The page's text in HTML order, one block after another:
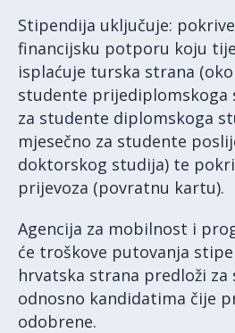
Stipendija uključuje:
financijsku potporu koju
isplaćuje turska strana (oko
studente prijediplomskoga
za studente diplomskoga
mjesečno za studente
doktorskog studija) te
prijevoza (povratnu kartu).
Agencija za mobilnost i
će troškove putovanja
hrvatska strana predloži
odnosno kandidatima čije
odobrene.